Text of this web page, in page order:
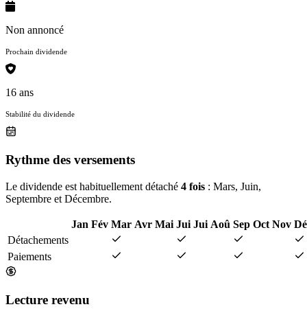
Non annoncé
Prochain dividende
16 ans
Stabilité du dividende
Rythme des versements
Le dividende est habituellement détaché 4 fois : Mars, Juin,
Septembre et Décembre.
Jan Fév Mar Avr Mai Jui Jui Aoû Sep Oct Nov
Détachements
Paiements
Lecture revenu